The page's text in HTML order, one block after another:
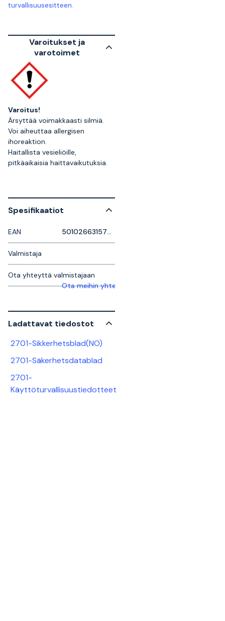
turvallisuusesitteen.
Varoitukset ja
varotoimet
Varoitus!
Ärsyttää voimakkaasti silmiä.
Voi aiheuttaa allergisen
ihoreaktion.
Haitallista vesieliöille,
pitkäaikaisia haittavaikutuksia.
Spesifikaatiot
EAN 5010266315720
Valmistaja
Ota yhteyttä valmistajaan
Ota meihin yhteyttä saadaksesi lisätietoja
Ladattavat tiedostot
2701-Sikkerhetsblad(NO)
2701-Säkerhetsdatablad
2701-
Käyttöturvallisuustiedotteet